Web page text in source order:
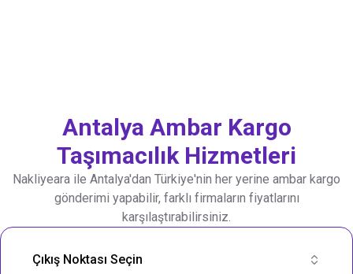
Antalya Ambar Kargo
Taşımacılık Hizmetleri
Nakliyeara ile Antalya'dan Türkiye'nin her yerine ambar kargo
gönderimi yapabilir, farklı firmaların fiyatlarını
karşılaştırabilirsiniz.
Nakliye Rotası Ara
Çıkış Noktası Seçin